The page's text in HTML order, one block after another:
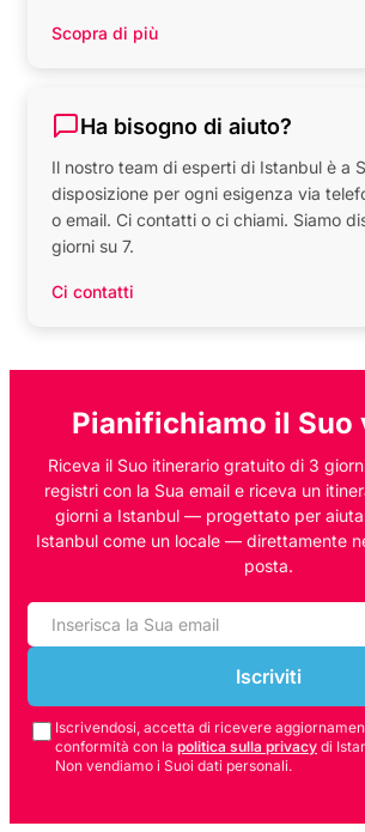
Scopra di più
Ha bisogno di aiuto?
Il nostro team di esperti di Istanbul è a
disposizione per ogni esigenza via
o email. Ci contatti o ci chiami. Siamo
giorni su 7.
Ci contatti
Pianifichiamo il Suo
Riceva il Suo itinerario gratuito di 3
registri con la Sua email e riceva un
giorni a Istanbul — progettato per
Istanbul come un locale — direttamente
posta.
Iscriviti
Iscrivendosi, accetta di ricevere
conformità con la politica sulla privacy di
Non vendiamo i Suoi dati personali.